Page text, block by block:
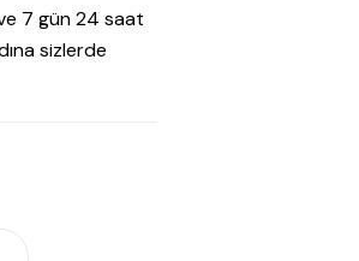
7 gün 24 saat
sizlerde